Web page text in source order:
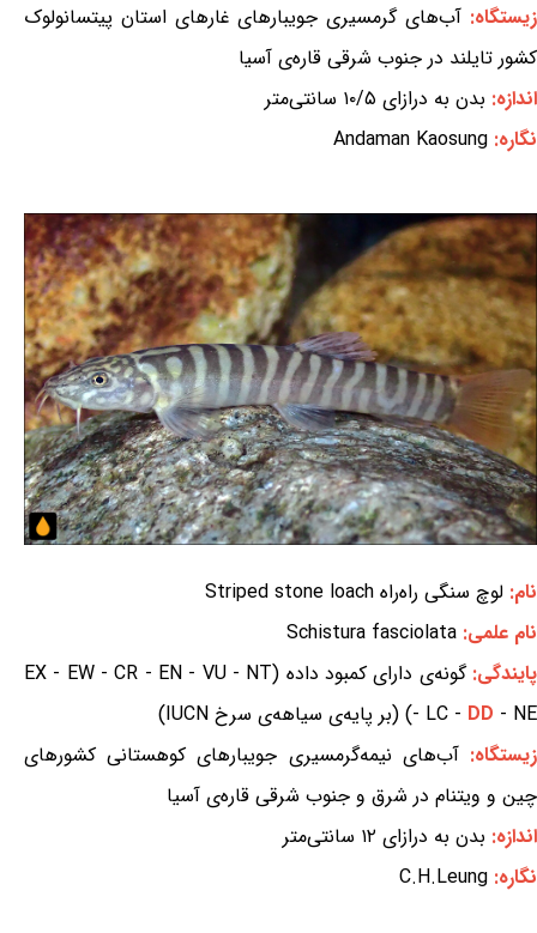
زیستگاه: آب‌های گرمسیری جویبارهای غارهای استان پیتسانولوک
کشور تایلند در جنوب شرقی قاره‌ی آسیا
اندازه: بدن به درازای ۱۰/۵ سانتی‌متر
نگاره: Andaman Kaosung
نام: لوچ سنگی راه‌راه Striped stone loach
نام علمی: Schistura fasciolata
پایندگی:
گونه‌ی دارای کمبود داده (EX - EW - CR - EN - VU - NT
- LC - DD - NE) (بر پایه‌ی سیاهه‌ی سرخ IUCN)
زیستگاه:آب‌های نیمه‌گرمسیری جویبارهای کوهستانی کشورهای
چین و ویتنام در شرق و جنوب شرقی قاره‌ی آسیا
اندازه: بدن به درازای ۱۲ سانتی‌متر
نگاره: C.H.Leung